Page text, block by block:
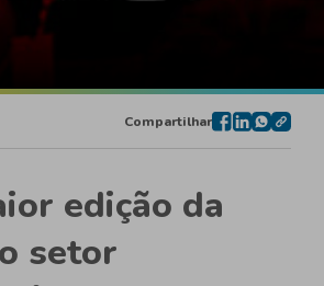
Compartilhar
edição da
setor